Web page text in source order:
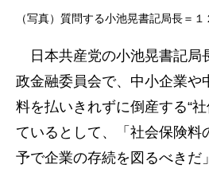
（写真）質問する小池晃書記局長＝
日本共産党の小池晃書記局
政金融委員会で、中小企業や
料を払いきれずに倒産する“
ているとして、「社会保険料
予で企業の存続を図るべきだ